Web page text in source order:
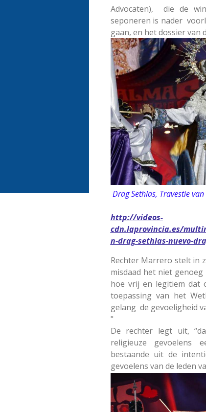
Advocaten), die de
seponeren is nader
gaan, en het dossier van
Drag Sethlas, Travestie
http://videos-
cdn.laprovincia.es/
n-drag-sethlas-nuevo-
Rechter Marrero stelt in
misdaad het niet
hoe vrij en legitiem dat
toepassing van het
gelang de gevoeligheid
"
De rechter legt uit,
religieuze gevoelens
bestaande uit de
gevoelens van de leden